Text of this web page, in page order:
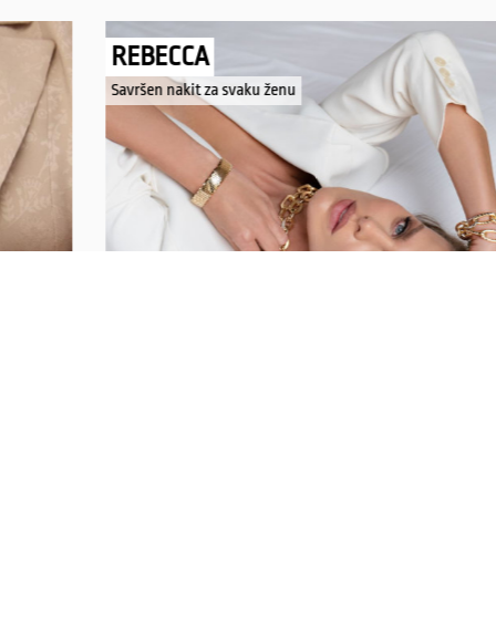
REBECCA
Savršen nakit za svaku ženu